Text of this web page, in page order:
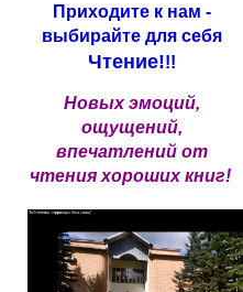
Приходите к нам -
выбирайте для себя
Чтение!!!
Новых эмоций,
ощущений,
впечатлений от
чтения хороших книг!